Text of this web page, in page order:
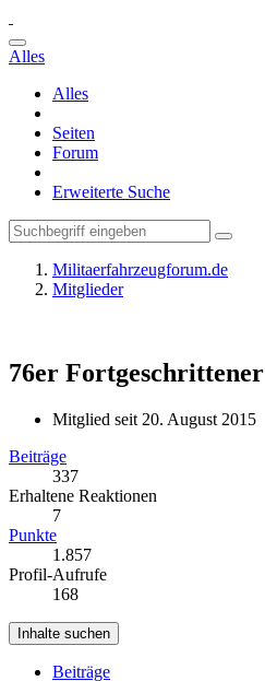
Alles
Alles
Seiten
Forum
Erweiterte Suche
Militaerfahrzeugforum.de
Mitglieder
76er Fortgeschrittener
Mitglied seit 20. August 2015
Beiträge
337
Erhaltene Reaktionen
7
Punkte
1.857
Profil-Aufrufe
168
Inhalte suchen
Beiträge